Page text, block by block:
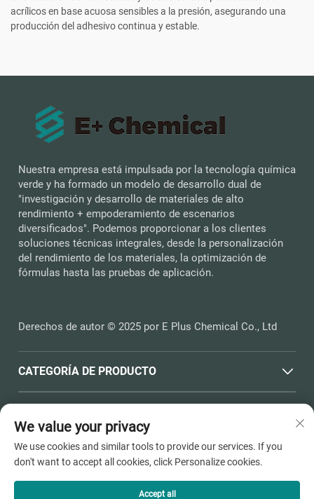
acrílicos en base acuosa sensibles a la presión, asegurando una
producción del adhesivo continua y estable.
Nuestra empresa está impulsada por la tecnología química
verde y ha formado un modelo de desarrollo dual de
"investigación y desarrollo de materiales de alto
rendimiento + empoderamiento de escenarios
diversificados". Podemos proporcionar a los clientes
soluciones técnicas integrales, desde la personalización
del rendimiento de los materiales, la optimización de
fórmulas hasta las pruebas de aplicación.
Derechos de autor © 2025 por E Plus Chemical Co., Ltd
CATEGORÍA DE PRODUCTO
INFORMACIÓN DE CONTACTO
Office add : N.º 398, Carretera Haichen, Town Dushangang,
Ciudad de Pinghu, Ciudad de Jiaxing, Provincia de Zhejiang
We value your privacy
We use cookies and similar tools to provide our services. If you
don't want to accept all cookies, click Personalize cookies.
Accept all